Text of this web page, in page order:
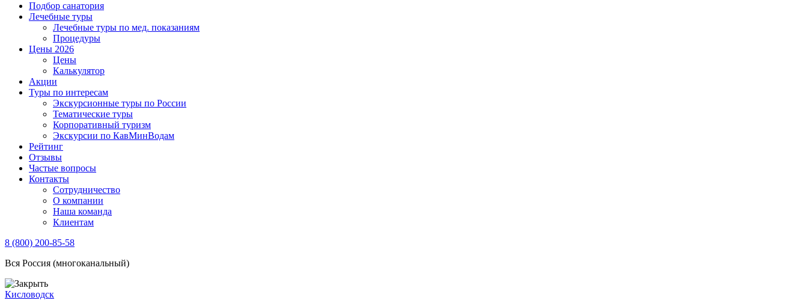
Подбор санатория
Лечебные туры
Лечебные туры по мед. показаниям
Процедуры
Цены 2026
Цены
Калькулятор
Акции
Туры по интересам
Экскурсионные туры по России
Тематические туры
Корпоративный туризм
Экскурсии по КавМинВодам
Рейтинг
Отзывы
Частые вопросы
Контакты
Сотрудничество
О компании
Наша команда
Клиентам
8 (800) 200-85-58
Вся Россия (многоканальный)
Кисловодск